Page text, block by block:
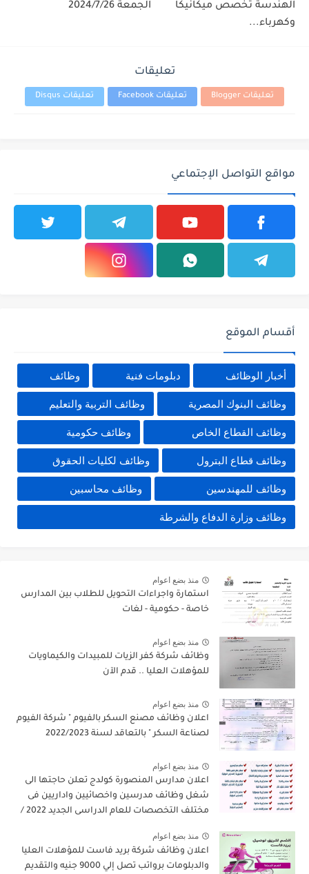
الهندسة تخصص ميكانيكا
وكهرباء...
الجمعة 2024/7/26
تعليقات
تعليقات Blogger تعليقات Facebook تعليقات Disqus
مواقع التواصل الإجتماعي
أقسام الموقع
أخبار الوظائف دبلومات فنية وظائف
وظائف البنوك المصرية وظائف التربية والتعليم
وظائف القطاع الخاص وظائف حكومية
وظائف قطاع البترول وظائف لكليات الحقوق
وظائف للمهندسين وظائف محاسبين
وظائف وزارة الدفاع والشرطة
منذ بضع اعوام
استمارة واجراءات التحويل للطلاب بين المدارس
خاصة - حكومية - لغات
منذ بضع اعوام
وظائف شركة كفر الزيات للمبيدات والكيماويات
للمؤهلات العليا .. قدم الآن
منذ بضع اعوام
اعلان وظائف مصنع السكر بالفيوم " شركة الفيوم
لصناعة السكر " بالتعاقد لسنة 2022/2023
منذ بضع اعوام
اعلان مدارس المنصورة كولدج تعلن حاجتها الى
شغل وظائف مدرسين واخصائيين واداريين فى
مختلف التخصصات للعام الدراسى الجديد 2022 /
منذ بضع اعوام
اعلان وظائف شركة بريد فاست للمؤهلات العليا
والدبلومات برواتب تصل إلي 9000 جنيه والتقديم